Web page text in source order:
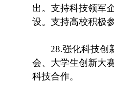
出。支持科技领军
设。支持高校积极
28.强化科技创
会、大学生创新大
科技合作。